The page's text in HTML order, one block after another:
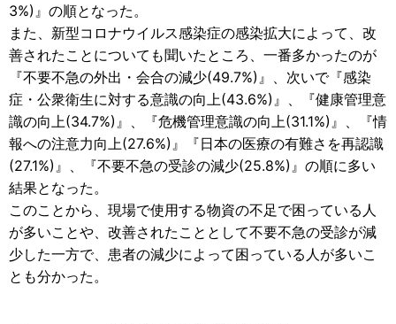
3%)』の順となった。
また、新型コロナウイルス感染症の感染拡大によって、改
善されたことについても聞いたところ、一番多かったのが
『不要不急の外出・会合の減少(49.7%)』、次いで『感染
症・公衆衛生に対する意識の向上(43.6%)』、『健康管理意
識の向上(34.7%)』、『危機管理意識の向上(31.1%)』、『情
報への注意力向上(27.6%)』『日本の医療の有難さを再認識
(27.1%)』、『不要不急の受診の減少(25.8%)』の順に多い
結果となった。
このことから、現場で使用する物資の不足で困っている人
が多いことや、改善されたこととして不要不急の受診が減
少した一方で、患者の減少によって困っている人が多いこ
とも分かった。